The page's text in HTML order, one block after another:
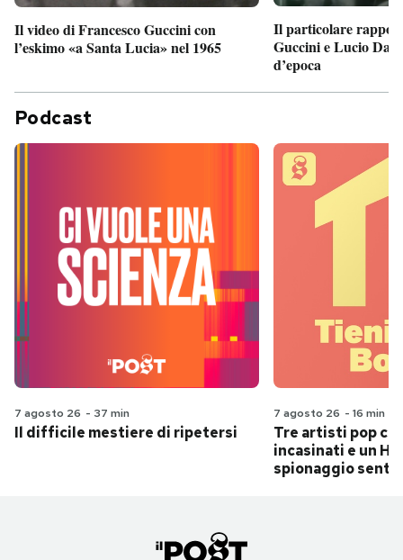
Il video di Francesco Guccini con
l’eskimo «a Santa Lucia» nel 1965
Il particolare
Guccini e Lucio
d’epoca
Podcast
7 agosto 26 - 37 min
Il difficile mestiere di ripetersi
7 agosto 26 - 16 min
Tre artisti pop
incasinati e un
spionaggio